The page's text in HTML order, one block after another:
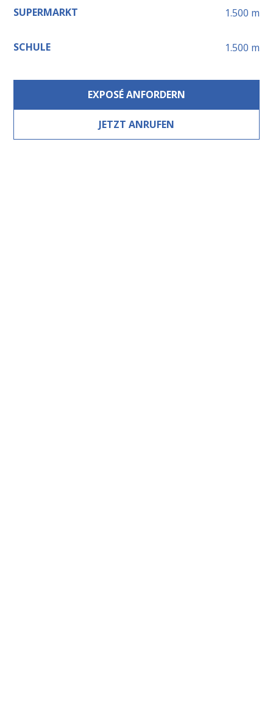
SUPERMARKT 1.500 m
SCHULE 1.500 m
EXPOSÉ ANFORDERN
JETZT ANRUFEN